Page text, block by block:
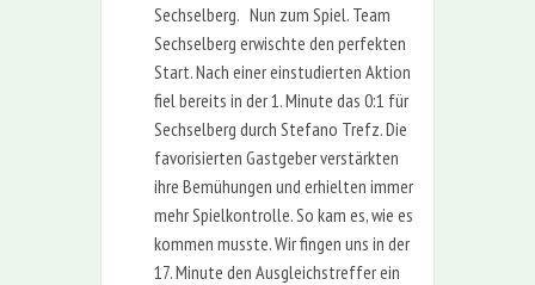
Sechselberg. Nun zum Spiel. Team
Sechselberg erwischte den perfekten
Start. Nach einer einstudierten Aktion
fiel bereits in der 1. Minute das 0:1 für
Sechselberg durch Stefano Trefz. Die
favorisierten Gastgeber verstärkten
ihre Bemühungen und erhielten immer
mehr Spielkontrolle. So kam es, wie es
kommen musste. Wir fingen uns in der
17. Minute den Ausgleichstreffer ein